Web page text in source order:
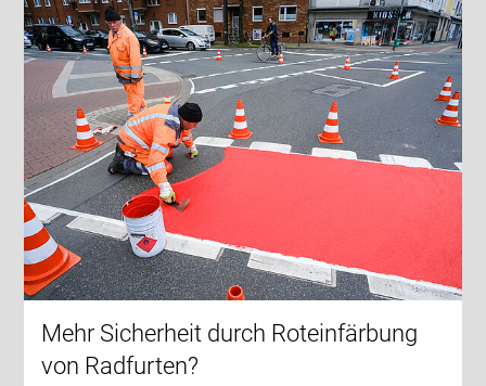
Mehr Sicherheit durch Roteinfärbung
von Radfurten?